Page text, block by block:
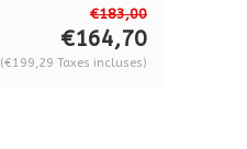
sont livrés ...
€183,00
€164,70
(€199,29 Taxes incluses)